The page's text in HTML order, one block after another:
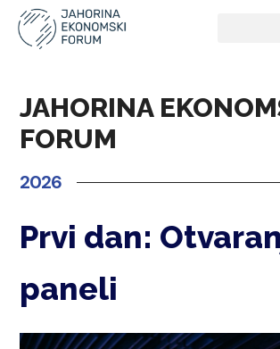
2026
JAHORINA
FORUM
Prvi dan:
paneli